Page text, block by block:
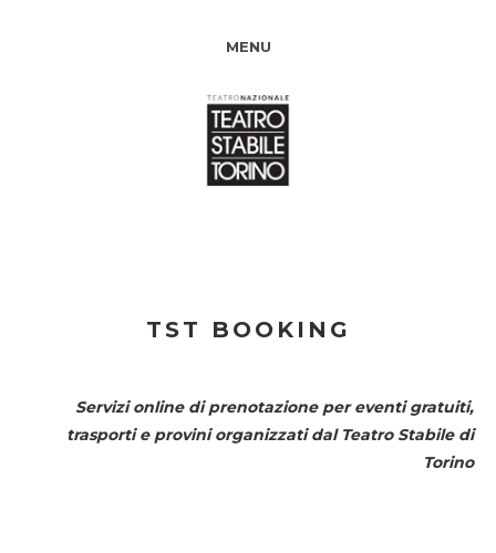
MENU
TST BOOKING
Servizi online di prenotazione per eventi gratuiti,
trasporti e provini organizzati dal Teatro Stabile di
Torino